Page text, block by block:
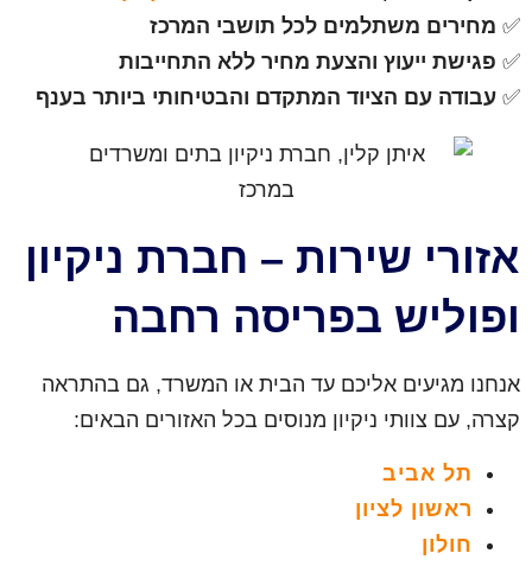
✅ מחירים משתלמים לכל תושבי המרכז
✅ פגישת ייעוץ והצעת מחיר ללא התחייבות
✅ עבודה עם הציוד המתקדם והבטיחותי ביותר בענף
אזורי שירות – חברת ניקיון
ופוליש בפריסה רחבה
אנחנו מגיעים אליכם עד הבית או המשרד, גם בהתראה
קצרה, עם צוותי ניקיון מנוסים בכל האזורים הבאים:
תל אביב
ראשון לציון
חולון